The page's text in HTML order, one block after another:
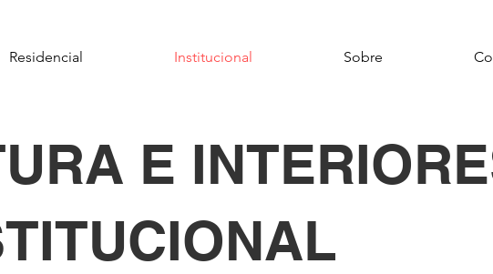
Residencial Institucional Sobre
E